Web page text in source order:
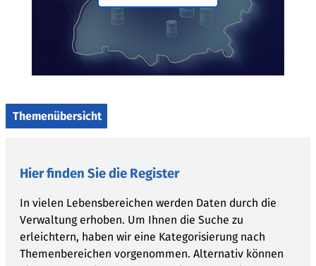
Themenübersicht
Hier finden Sie die Register
In vielen Lebensbereichen werden Daten durch die
Verwaltung erhoben. Um Ihnen die Suche zu
erleichtern, haben wir eine Kategorisierung nach
Themenbereichen vorgenommen. Alternativ können